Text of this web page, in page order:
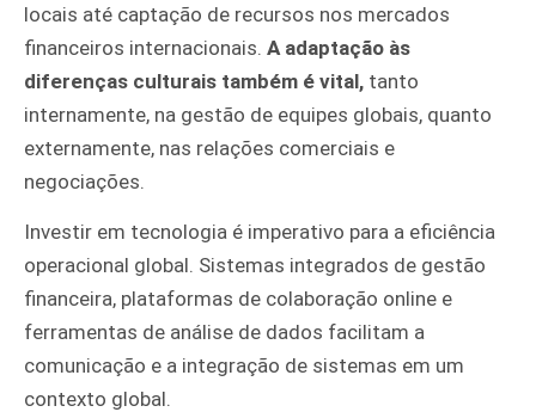
locais até captação de recursos nos mercados
financeiros internacionais. A adaptação às
diferenças culturais também é vital, tanto
internamente, na gestão de equipes globais, quanto
externamente, nas relações comerciais e
negociações.
Investir em tecnologia é imperativo para a eficiência
operacional global. Sistemas integrados de gestão
financeira, plataformas de colaboração online e
ferramentas de análise de dados facilitam a
comunicação e a integração de sistemas em um
contexto global.